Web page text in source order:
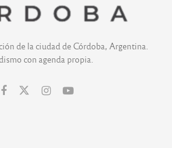
de la ciudad de Córdoba, Argentina.
con agenda propia.